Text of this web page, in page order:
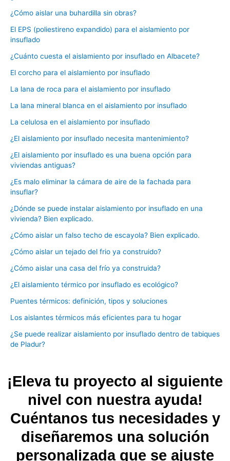
¿Cómo aislar una buhardilla sin obras?
El EPS (poliestireno expandido) para el aislamiento por
insuflado
¿Cuánto cuesta el aislamiento por insuflado en Albacete?
El corcho para el aislamiento por insuflado
La lana de roca para el aislamiento por insuflado
La lana mineral blanca en el aislamiento por insuflado
La celulosa en el aislamiento por insuflado
¿El aislamiento por insuflado necesita mantenimiento?
¿El aislamiento por insuflado es una buena opción para
viviendas antiguas?
¿Es malo eliminar la cámara de aire de la fachada para
insuflar?
¿Dónde se puede instalar aislamiento por insuflado en una
vivienda? Bien explicado.
¿Cómo aislar un falso techo de escayola? Bien explicado.
¿Cómo aislar un tejado del frio ya construido?
¿Cómo aislar una casa del frío ya construida?
¿El aislamiento térmico por insuflado es ecológico?
Puentes térmicos: definición, tipos y soluciones
Los aislantes térmicos más eficientes para tu hogar
¿Se puede realizar aislamiento por insuflado dentro de tabiques
de Pladur?
¡Eleva tu proyecto al siguiente
nivel con nuestra ayuda!
Cuéntanos tus necesidades y
diseñaremos una solución
personalizada que se ajuste